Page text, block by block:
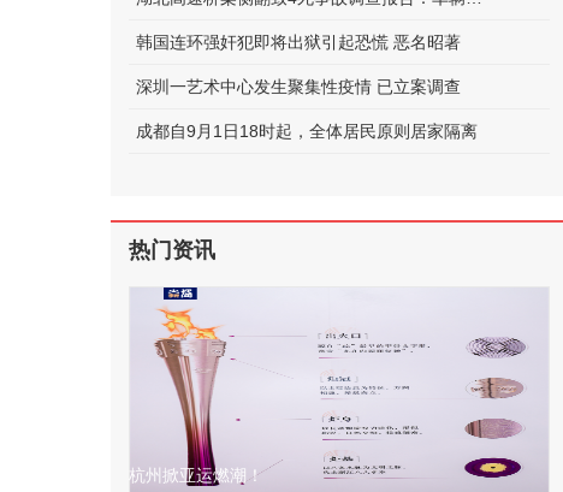
韩国连环强奸犯即将出狱引起恐慌 恶名昭著
深圳一艺术中心发生聚集性疫情 已立案调查
成都自9月1日18时起，全体居民原则居家隔离
热门资讯
杭州掀亚运燃潮！